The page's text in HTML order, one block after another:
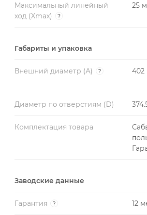
Максимальный линейный
ход (Xmax)
?
25
Габариты и упаковка
Внешний диаметр (A) ? 402
Диаметр по отверстиям (D)
Комплектация товара
Заводские данные
Гарантия ? 12